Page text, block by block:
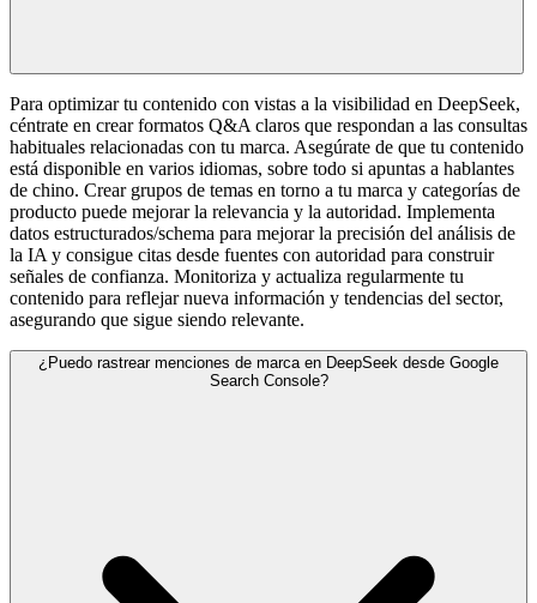
Para optimizar tu contenido con vistas a la visibilidad en DeepSeek,
céntrate en crear formatos Q&A claros que respondan a las consultas
habituales relacionadas con tu marca. Asegúrate de que tu contenido
está disponible en varios idiomas, sobre todo si apuntas a hablantes
de chino. Crear grupos de temas en torno a tu marca y categorías de
producto puede mejorar la relevancia y la autoridad. Implementa
datos estructurados/schema para mejorar la precisión del análisis de
la IA y consigue citas desde fuentes con autoridad para construir
señales de confianza. Monitoriza y actualiza regularmente tu
contenido para reflejar nueva información y tendencias del sector,
asegurando que sigue siendo relevante.
¿Puedo rastrear menciones de marca en DeepSeek desde Google
Search Console?